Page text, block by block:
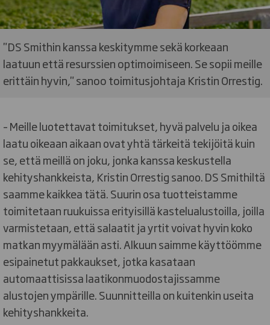
"DS Smithin kanssa keskitymme sekä korkeaan
laatuun että resurssien optimoimiseen. Se sopii meille
erittäin hyvin," sanoo toimitusjohtaja Kristin Orrestig.
– Meille luotettavat toimitukset, hyvä palvelu ja oikea
laatu oikeaan aikaan ovat yhtä tärkeitä tekijöitä kuin
se, että meillä on joku, jonka kanssa keskustella
kehityshankkeista, Kristin Orrestig sanoo. DS Smithiltä
saamme kaikkea tätä. Suurin osa tuotteistamme
toimitetaan ruukuissa erityisillä kastelualustoilla, joilla
varmistetaan, että salaatit ja yrtit voivat hyvin koko
matkan myymälään asti. Alkuun saimme käyttöömme
esipainetut pakkaukset, jotka kasataan
automaattisissa laatikonmuodostajissamme
alustojen ympärille. Suunnitteilla on kuitenkin useita
kehityshankkeita.